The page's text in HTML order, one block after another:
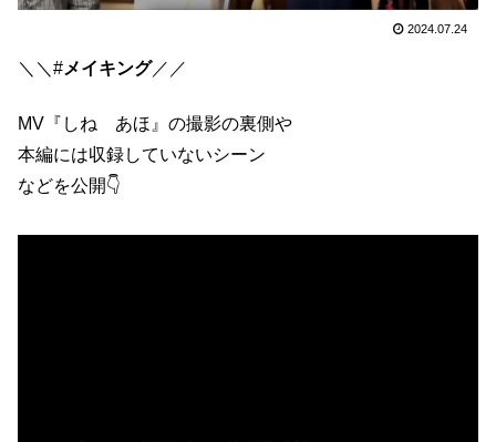
2024.07.24
＼＼#メイキング／／
MV『しね あほ』の撮影の裏側や
本編には収録していないシーン
などを公開👇